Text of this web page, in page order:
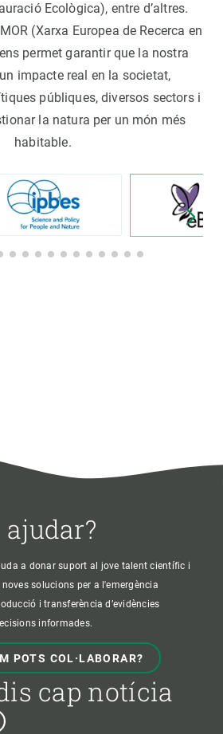
Ecològica), entre d’altres.
(Xarxa Europea de Recerca en
permet garantir que la nostra
impacte real en la societat,
públiques, diversos sectors i
la natura per un món més
habitable.
a donar suport al jove talent científic i
solucions per a l'emergència
i transferència d’evidències
informades.
POTS COL·LABORAR?
cap notícia